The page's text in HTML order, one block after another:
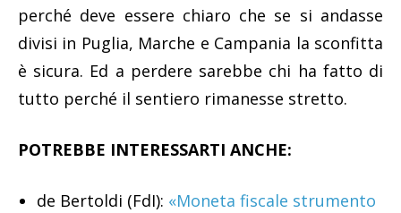
perché deve essere chiaro che se si andasse
divisi in Puglia, Marche e Campania la sconfitta
è sicura. Ed a perdere sarebbe chi ha fatto di
tutto perché il sentiero rimanesse stretto.
POTREBBE INTERESSARTI ANCHE:
de Bertoldi (FdI): «Moneta fiscale strumento